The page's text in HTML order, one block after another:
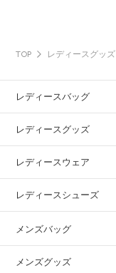
TOP レディースグッズ
レディースバッグ
レディースグッズ
レディースウェア
レディースシューズ
メンズバッグ
メンズグッズ